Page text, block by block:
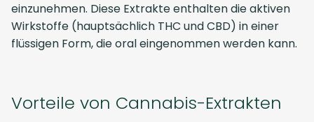
einzunehmen. Diese Extrakte enthalten die aktiven
Wirkstoffe (hauptsächlich THC und CBD) in einer
flüssigen Form, die oral eingenommen werden kann.
Vorteile von Cannabis-Extrakten